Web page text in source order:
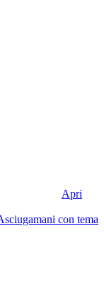
Apri
con tema